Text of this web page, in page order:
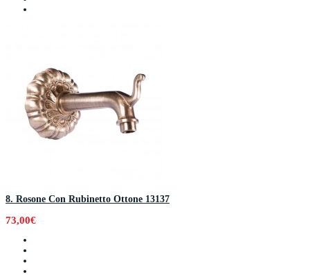
8. Rosone Con Rubinetto Ottone 13137
73,00€